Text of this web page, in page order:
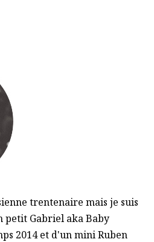
trentenaire mais je suis
petit Gabriel aka Baby
2014 et d'un mini Ruben